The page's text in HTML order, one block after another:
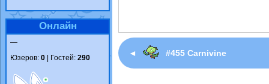
Онлайн
—
Юзеров: 0 | Гостей: 290 ◄ #455 Carnivine